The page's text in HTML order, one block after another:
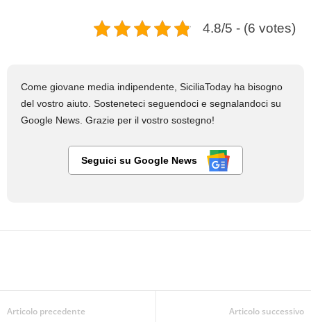
4.8/5 - (6 votes)
Come giovane media indipendente, SiciliaToday ha bisogno
del vostro aiuto. Sosteneteci seguendoci e segnalandoci su
Google News. Grazie per il vostro sostegno!
Seguici su Google News
Articolo precedente Articolo successivo